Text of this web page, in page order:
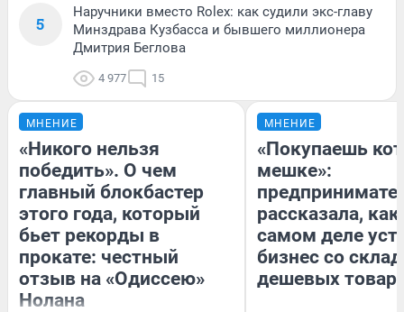
5
Наручники вместо Rolex: как судили экс-главу
Минздрава Кузбасса и бывшего миллионера
Дмитрия Беглова
4 977 15
МНЕНИЕ
«Никого нельзя
победить». О чем
главный блокбастер
этого года, который
бьет рекорды в
прокате: честный
отзыв на «Одиссею»
Нолана
МНЕНИЕ
«Покупаешь
мешке»:
рассказала, как
самом деле
бизнес со
дешевых